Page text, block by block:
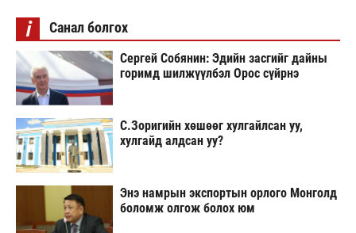
i Санал болгох
Сергей Собянин: Эдийн засгийг дайны
горимд шилжүүлбэл Орос сүйрнэ
С.Зоригийн хөшөөг хулгайлсан уу,
хулгайд алдсан уу?
Энэ намрын экспортын орлого Монголд
боломж олгож болох юм